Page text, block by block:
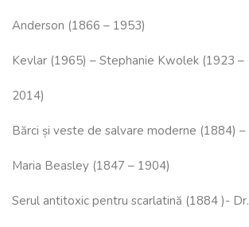
Anderson (1866 – 1953)
Kevlar (1965) – Stephanie Kwolek (1923 –
2014)
Bărci și veste de salvare moderne (1884) –
Maria Beasley (1847 – 1904)
Serul antitoxic pentru scarlatină (1884 )- Dr.